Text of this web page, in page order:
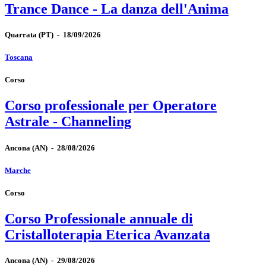
Trance Dance - La danza dell'Anima
Quarrata (PT) - 18/09/2026
Toscana
Corso
Corso professionale per Operatore
Astrale - Channeling
Ancona (AN) - 28/08/2026
Marche
Corso
Corso Professionale annuale di
Cristalloterapia Eterica Avanzata
Ancona (AN) - 29/08/2026